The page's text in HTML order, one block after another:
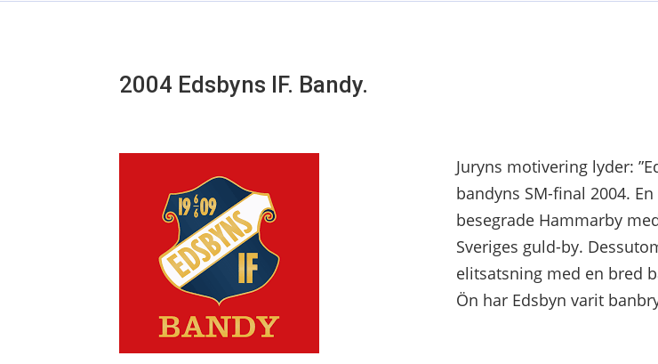
2004 Edsbyns IF. Bandy.
Juryns motivering lyder:
bandyns SM-final 2004.
besegrade Hammarby
Sveriges guld-by.
elitsatsning med en bred
Ön har Edsbyn varit